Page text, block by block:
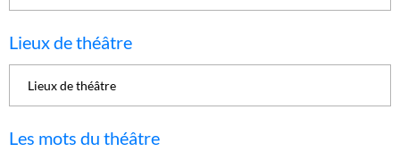
Lieux de théâtre
Lieux de théâtre
Les mots du théâtre